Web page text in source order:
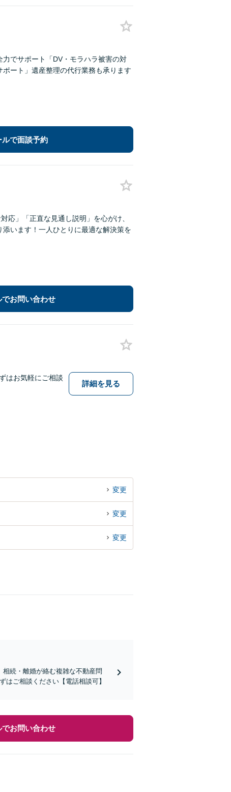
力でサポート「DV・モラハラ被害の対
ート」遺産整理の代行業務も承ります
ルで面談予約
応」「正直な見通し説明」を心がけ、
います！一人ひとりに最適な解決策を
でお問い合わせ
はお気軽にご相談
詳細を見る
変更
変更
変更
相続・離婚が絡む複雑な不動産問
はご相談ください【電話相談可】
でお問い合わせ